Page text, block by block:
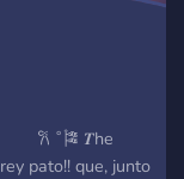
de Voz –
𐙚 ˚🎏 𝑻he